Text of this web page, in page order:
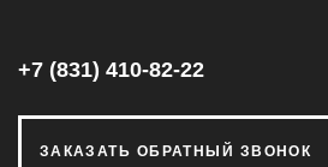
+7 (831) 410-82-22
ЗАКАЗАТЬ ОБРАТНЫЙ ЗВОНОК